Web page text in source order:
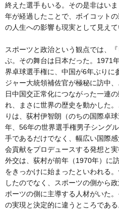
終えた選手もいる。その是非はい
年が経過したことで、ボイコット
の人生への影響も現実として見えて
スポーツと政治という観点では、
ぶ。その舞台は日本だった。1971
界卓球選手権に、中国が6年ぶりに
ジャー大統領補佐官が極秘に訪中
日中国交正常化につながった一連
れ、まさに世界の歴史を動かした
りは、荻村伊智朗（のちの国際卓
年、56年の世界選手権男子シング
手であるだけでなく、幅広い国際
会貢献をプロデュースする発想と
外交は、荻村が前年（1970年）に
をきっかけに始まったといわれる
したのでなく、スポーツの側から
ポーツの側に主導する人材がいた
の実現と決定的に違うところである